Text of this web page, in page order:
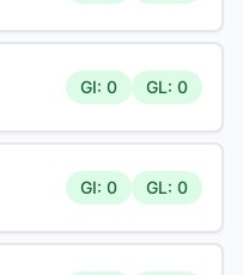
GI: 0 GL: 0
GI: 0 GL: 0